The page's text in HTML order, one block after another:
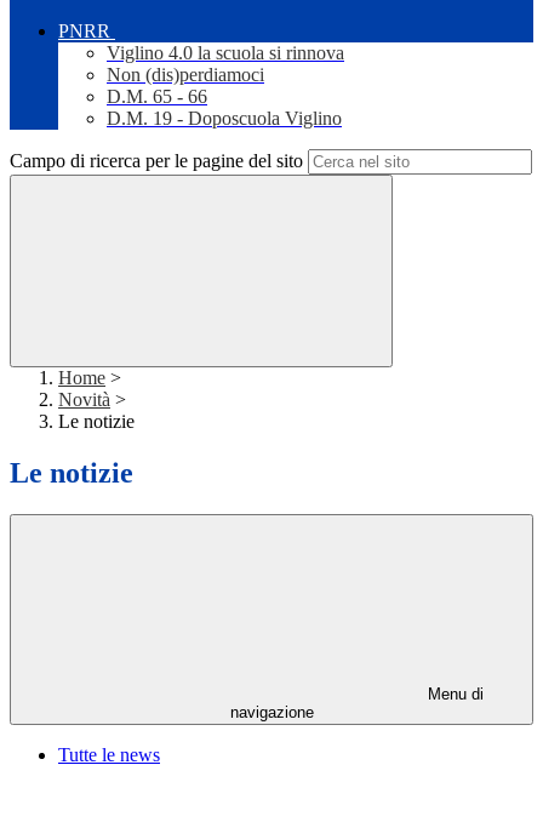
PNRR
Viglino 4.0 la scuola si rinnova
Non (dis)perdiamoci
D.M. 65 - 66
D.M. 19 - Doposcuola Viglino
Campo di ricerca per le pagine del sito
Home >
Novità >
Le notizie
Le notizie
Menu di
navigazione
Tutte le news